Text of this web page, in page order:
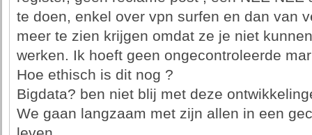
te doen, enkel over vpn surfen en dan van
meer te zien krijgen omdat ze je niet
werken. Ik hoeft geen ongecontroleerde
Hoe ethisch is dit nog ?
Bigdata? ben niet blij met deze
We gaan langzaam met zijn allen in een